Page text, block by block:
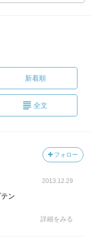
新着順
全文
フォロー
2013.12.29
ン
詳細をみる